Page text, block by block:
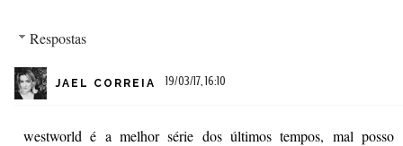
Respostas
JAEL CORREIA 19/03/17, 16:10
westworld é a melhor série dos últimos tempos, mal posso